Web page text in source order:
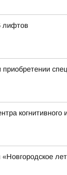
лифтов
когнитивного